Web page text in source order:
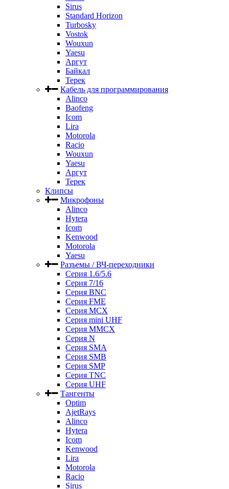
Sirus
Standard Horizon
Turbosky
Vostok
Wouxun
Yaesu
Аргут
Байкал
Терек
Кабель для программирования
Alinco
Baofeng
Icom
Lira
Motorola
Racio
Wouxun
Yaesu
Аргут
Терек
Клипсы
Микрофоны
Alinco
Hytera
Icom
Kenwood
Motorola
Yaesu
Разъемы / ВЧ-переходники
Серия 1.6/5.6
Серия 7/16
Серия BNC
Серия FME
Серия MCX
Серия mini UHF
Серия MMCX
Серия N
Серия SMA
Серия SMB
Серия SMP
Серия TNC
Серия UHF
Тангенты
Optim
AjetRays
Alinco
Hytera
Icom
Kenwood
Lira
Motorola
Racio
Sirus